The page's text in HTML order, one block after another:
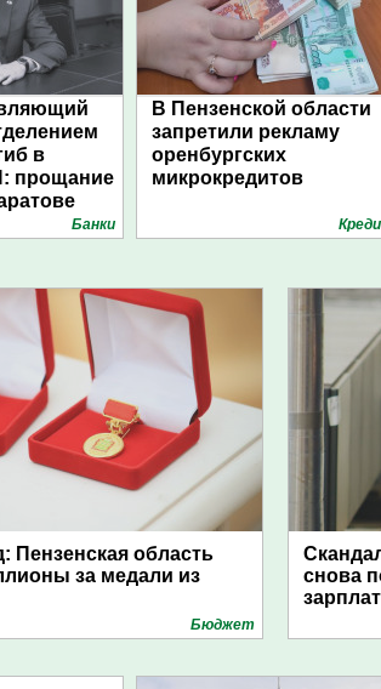
в
прощание
Банки
В Пензенской области
запретили рекламу
оренбургских
микрокредитов
Пензенская область
за медали из
Бюджет
снова